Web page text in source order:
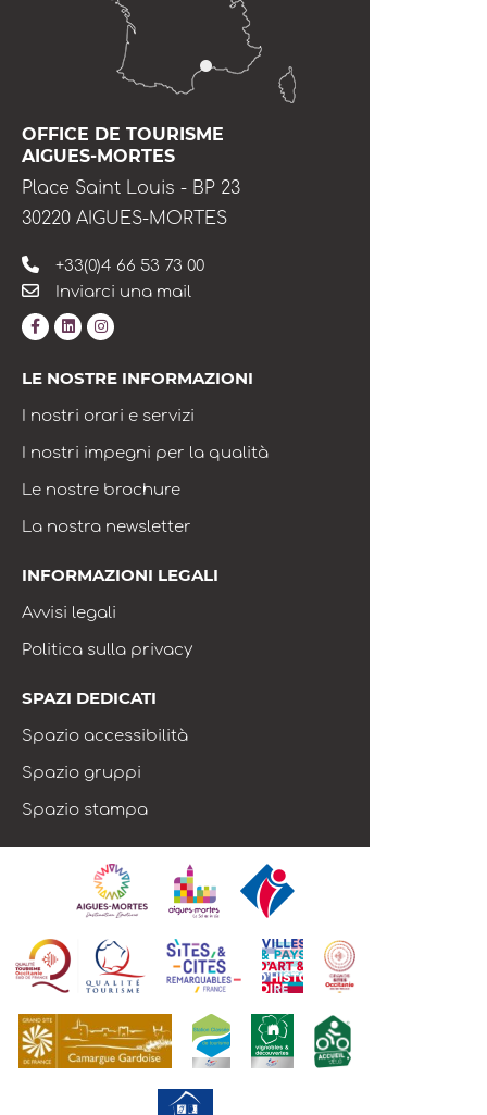
OFFICE DE TOURISME
AIGUES-MORTES
Place Saint Louis - BP 23
30220 AIGUES-MORTES
+33(0)4 66 53 73 00
Inviarci una mail
LE NOSTRE INFORMAZIONI
I nostri orari e servizi
I nostri impegni per la qualità
Le nostre brochure
La nostra newsletter
INFORMAZIONI LEGALI
Avvisi legali
Politica sulla privacy
SPAZI DEDICATI
Spazio accessibilità
Spazio gruppi
Spazio stampa